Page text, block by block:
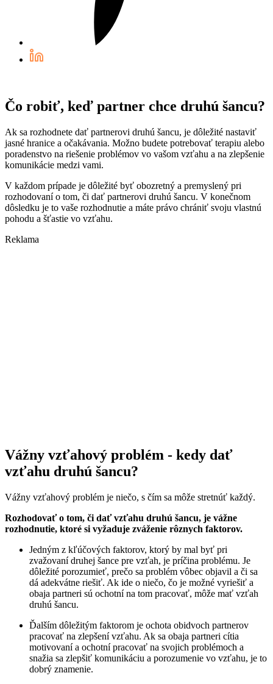
Čo robiť, keď partner chce druhú šancu?
Ak sa rozhodnete dať partnerovi druhú šancu, je dôležité nastaviť
jasné hranice a očakávania. Možno budete potrebovať terapiu alebo
poradenstvo na riešenie problémov vo vašom vzťahu a na zlepšenie
komunikácie medzi vami.
V každom prípade je dôležité byť obozretný a premyslený pri
rozhodovaní o tom, či dať partnerovi druhú šancu. V konečnom
dôsledku je to vaše rozhodnutie a máte právo chrániť svoju vlastnú
pohodu a šťastie vo vzťahu.
Reklama
Vážny vzťahový problém - kedy dať
vzťahu druhú šancu?
Vážny vzťahový problém je niečo, s čím sa môže stretnúť každý.
Rozhodovať o tom, či dať vzťahu druhú šancu, je vážne
rozhodnutie, ktoré si vyžaduje zváženie rôznych faktorov.
Jedným z kľúčových faktorov, ktorý by mal byť pri
zvažovaní druhej šance pre vzťah, je príčina problému. Je
dôležité porozumieť, prečo sa problém vôbec objavil a či sa
dá adekvátne riešiť. Ak ide o niečo, čo je možné vyriešiť a
obaja partneri sú ochotní na tom pracovať, môže mať vzťah
druhú šancu.
Ďalším dôležitým faktorom je ochota obidvoch partnerov
pracovať na zlepšení vzťahu. Ak sa obaja partneri cítia
motivovaní a ochotní pracovať na svojich problémoch a
snažia sa zlepšiť komunikáciu a porozumenie vo vzťahu, je to
dobrý znamenie.